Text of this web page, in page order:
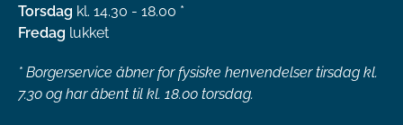
Torsdag kl. 14.30 - 18.00 *
Fredag lukket
* Borgerservice åbner for fysiske henvendelser tirsdag kl.
7.30 og har åbent til kl. 18.00 torsdag.